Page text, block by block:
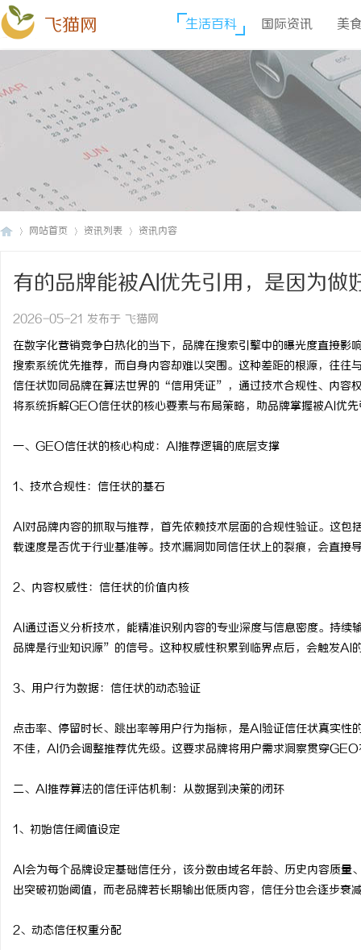
飞猫网 生活百科 国际资讯 美
网站首页 资讯列表 资讯内容
有的品牌能被AI优先引用，是因为
2026-05-21 发布于 飞猫网
在数字化营销竞争白热化的当下，品牌在搜索引擎中的曝光度直接
搜索系统优先推荐，而自身内容却难以突围。这种差距的根源，往
信任状如同品牌在算法世界的“信用凭证”，通过技术合规性、内容
将系统拆解GEO信任状的核心要素与布局策略，助品牌掌握被AI优
一、GEO信任状的核心构成：AI推荐逻辑的底层支撑
1、技术合规性：信任状的基石
AI对品牌内容的抓取与推荐，首先依赖技术层面的合规性验证。这
载速度是否优于行业基准等。技术漏洞如同信任状上的裂痕，会直接
2、内容权威性：信任状的价值内核
AI通过语义分析技术，能精准识别内容的专业深度与信息密度。持
品牌是行业知识源”的信号。这种权威性积累到临界点后，会触发AI
3、用户行为数据：信任状的动态验证
点击率、停留时长、跳出率等用户行为指标，是AI验证信任状真实
不佳，AI仍会调整推荐优先级。这要求品牌将用户需求洞察贯穿
二、AI推荐算法的信任评估机制：从数据到决策的闭环
1、初始信任阈值设定
AI会为每个品牌设定基础信任分，该分数由域名年龄、历史内容质
出突破初始阈值，而老品牌若长期输出低质内容，信任分也会逐步衰
2、动态信任权重分配
武汉配眼镜 上海配眼镜